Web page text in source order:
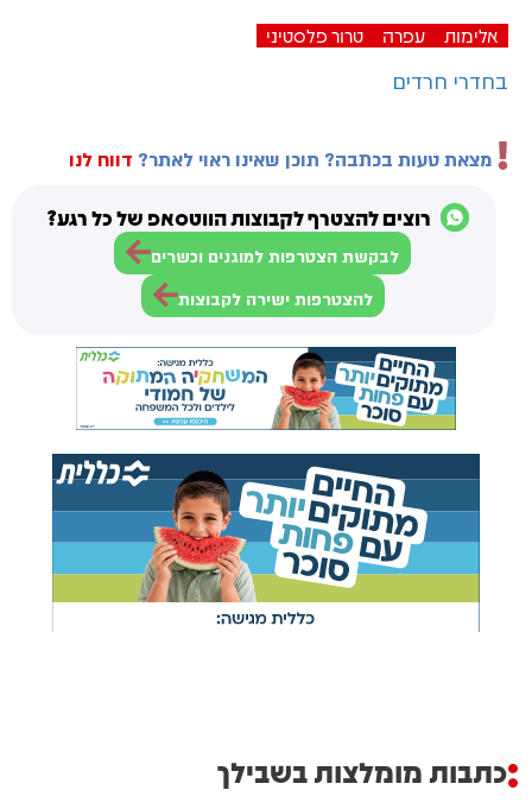
אלימות עפרה טרור פלסטיני
בחדרי חרדים
מצאת טעות בכתבה? תוכן שאינו ראוי לאתר? דווח לנו
רוצים להצטרף לקבוצות הווטסאפ של כל רגע?
לבקשת הצטרפות למוגנים וכשרים
להצטרפות ישירה לקבוצות
כתבות מומלצות בשבילך